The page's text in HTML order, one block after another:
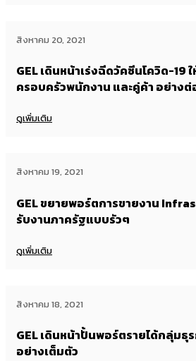
สิงหาคม 20, 2021
GEL เดินหน้าเร่งฉีดวัคซีนโควิด-19
ครอบครัวพนักงาน และคู่ค้า อย่างต่
ดูเพิ่มเติม
สิงหาคม 19, 2021
GEL ขยายพอร์ตการขายงาน
รับงานภาครัฐแบบรัวๆ
ดูเพิ่มเติม
สิงหาคม 18, 2021
GEL เดินหน้าปั้นพอร์ตรายได้กลุ่ม
อย่างเต็มตัว